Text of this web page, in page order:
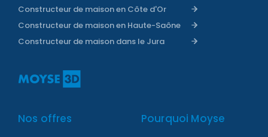
Constructeur de maison en Côte d'Or
Constructeur de maison en Haute-Saône
Constructeur de maison dans le Jura
Nos offres Pourquoi Moyse